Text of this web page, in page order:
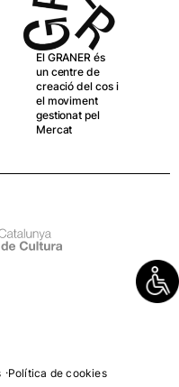
El GRANER és
un centre de
creació del cos i
el moviment
gestionat pel
Mercat
Política de cookies